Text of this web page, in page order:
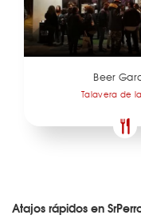
Beer
Talavera de
Atajos rápidos en